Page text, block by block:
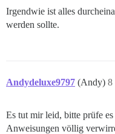
Irgendwie ist alles
werden sollte.
Andydeluxe9797 (Andy) 8
Es tut mir leid, bitte prüfe
Anweisungen völlig